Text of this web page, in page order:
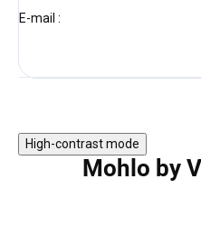
E-mail :
High-contrast mode
Mohlo by